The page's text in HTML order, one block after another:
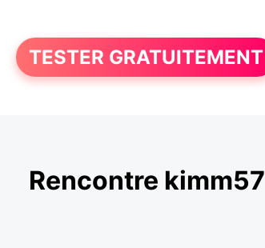
TESTER GRATUITEMENT
Rencontre kimm57